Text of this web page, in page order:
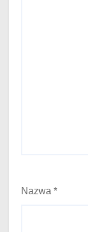
Nazwa *